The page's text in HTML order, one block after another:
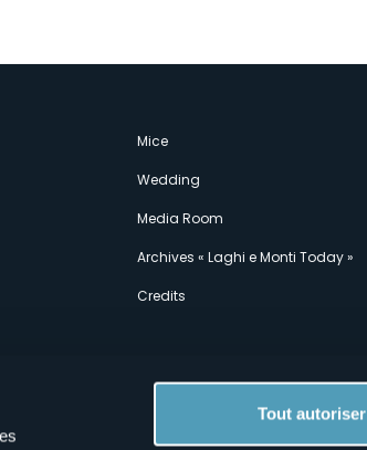
Tout autoriser
Mice
Wedding
Media Room
Archives « Laghi e Monti Today »
Credits